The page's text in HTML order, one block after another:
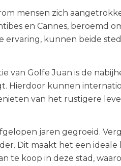
mensen zich
en Cannes, beroemd
kunnen beide
van Golfe Juan is de
Hierdoor kunnen
van het rustigere
jaren gegroeid.
Dit maakt het een
​​te koop in deze stad,